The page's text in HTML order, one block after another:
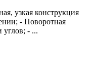
узкая конструкция
- Поворотная
углов; - ...